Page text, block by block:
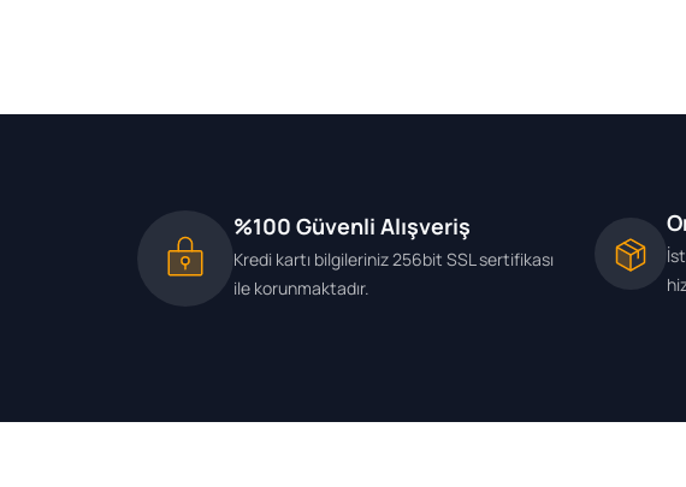
%100 Güvenli Alışveriş
Kredi kartı bilgileriniz 256bit SSL sertifikası
ile korunmaktadır.